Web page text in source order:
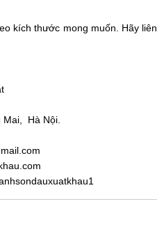
kích thước mong muốn. Hãy liên
Mai, Hà Nội.